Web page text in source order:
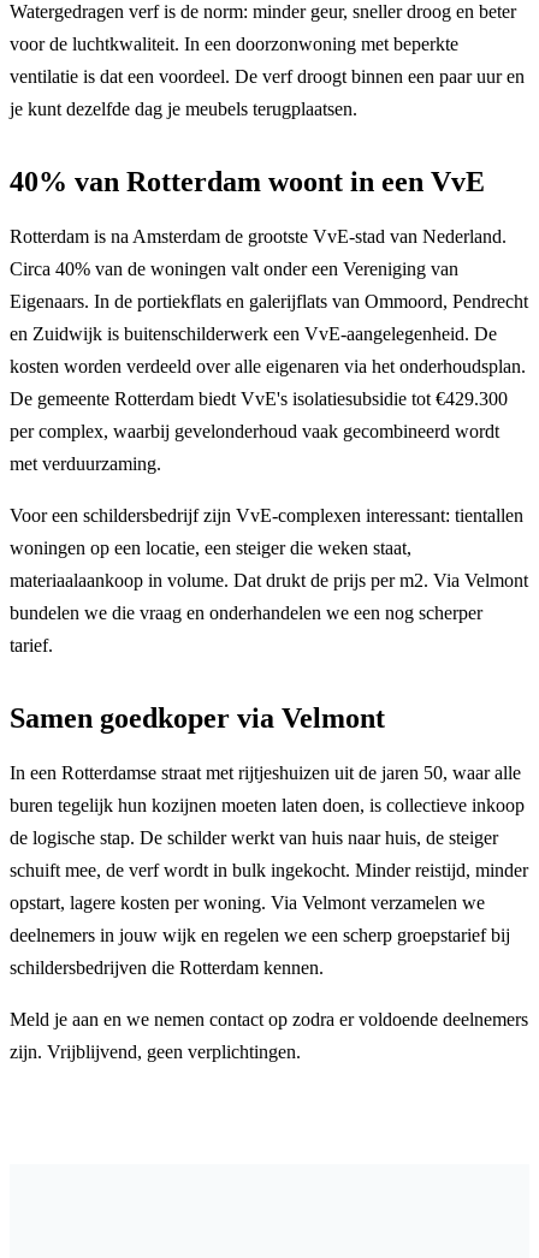
Watergedragen verf is de norm: minder geur, sneller droog en beter
voor de luchtkwaliteit. In een doorzonwoning met beperkte
ventilatie is dat een voordeel. De verf droogt binnen een paar uur en
je kunt dezelfde dag je meubels terugplaatsen.
40% van Rotterdam woont in een VvE
Rotterdam is na Amsterdam de grootste VvE-stad van Nederland.
Circa 40% van de woningen valt onder een Vereniging van
Eigenaars. In de portiekflats en galerijflats van Ommoord, Pendrecht
en Zuidwijk is buitenschilderwerk een VvE-aangelegenheid. De
kosten worden verdeeld over alle eigenaren via het onderhoudsplan.
De gemeente Rotterdam biedt VvE's isolatiesubsidie tot €429.300
per complex, waarbij gevelonderhoud vaak gecombineerd wordt
met verduurzaming.
Voor een schildersbedrijf zijn VvE-complexen interessant: tientallen
woningen op een locatie, een steiger die weken staat,
materiaalaankoop in volume. Dat drukt de prijs per m2. Via Velmont
bundelen we die vraag en onderhandelen we een nog scherper
tarief.
Samen goedkoper via Velmont
In een Rotterdamse straat met rijtjeshuizen uit de jaren 50, waar alle
buren tegelijk hun kozijnen moeten laten doen, is collectieve inkoop
de logische stap. De schilder werkt van huis naar huis, de steiger
schuift mee, de verf wordt in bulk ingekocht. Minder reistijd, minder
opstart, lagere kosten per woning. Via Velmont verzamelen we
deelnemers in jouw wijk en regelen we een scherp groepstarief bij
schildersbedrijven die Rotterdam kennen.
Meld je aan en we nemen contact op zodra er voldoende deelnemers
zijn. Vrijblijvend, geen verplichtingen.